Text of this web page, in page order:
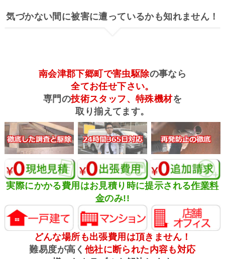
気づかない間に被害に遭っているかも知れません！
南会津郡下郷町で害虫駆除の事なら
全てお任せ下さい。
専門の技術スタッフ、特殊機材を
取り揃えてます。
実際にかかる費用はお見積り時に提示される作業料
金のみ!!
どんな場所も出張費用は頂きません！
難易度が高く 他社に断られた内容も対応